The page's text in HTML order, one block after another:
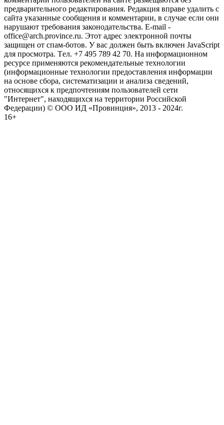
предварительного редактирования. Редакция вправе удалить с
сайта указанные сообщения и комментарии, в случае если они
нарушают требования законодательства. E-mail -
office@arch.province.ru. Этот адрес электронной почты
защищен от спам-ботов. У вас должен быть включен JavaScript
для просмотра. Tел. +7 495 789 42 70. На информационном
ресурсе применяются рекомендательные технологии
(информационные технологии предоставления информации
на основе сбора, систематизации и анализа сведений,
относящихся к предпочтениям пользователей сети
"Интернет", находящихся на территории Российской
Федерации) © ООО ИД «Провинция», 2013 - 2024г.
16+